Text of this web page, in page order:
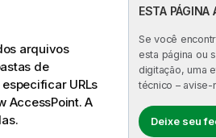
ESTA PÁGINA
Se você
esta página ou
digitação, uma
técnico – avise-
Deixe seu
arquivos
de
URLs
AccessPoint. A